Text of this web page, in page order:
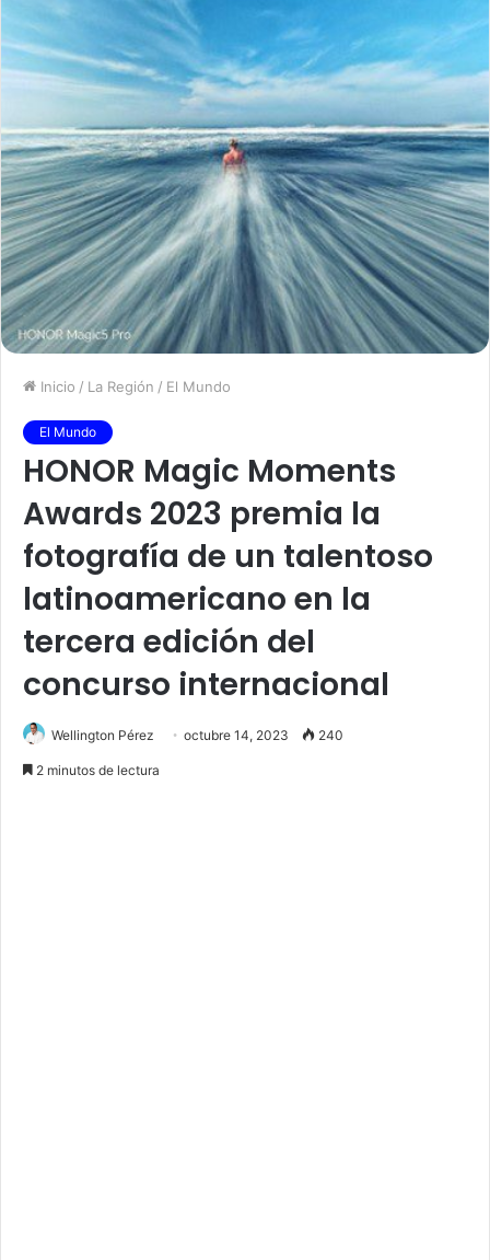
Inicio / La Región / El Mundo
El Mundo
HONOR Magic Moments
Awards 2023 premia la
fotografía de un talentoso
latinoamericano en la
tercera edición del
concurso internacional
Wellington Pérez octubre 14, 2023 240
2 minutos de lectura